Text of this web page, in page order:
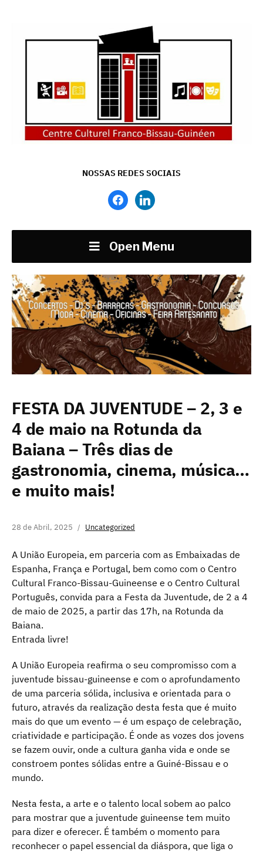
NOSSAS REDES SOCIAIS
facebooklinkedin
Open Menu
FESTA DA JUVENTUDE – 2, 3 e
4 de maio na Rotunda da
Baiana – Três dias de
gastronomia, cinema, música…
e muito mais!
28 de Abril, 2025 Uncategorized
A União Europeia, em parceria com as Embaixadas de
Espanha, França e Portugal, bem como com o Centro
Cultural Franco-Bissau-Guineense e o Centro Cultural
Português, convida para a Festa da Juventude, de 2 a 4
de maio de 2025, a partir das 17h, na Rotunda da
Baiana.
Entrada livre!
A União Europeia reafirma o seu compromisso com a
juventude bissau-guineense e com o aprofundamento
de uma parceria sólida, inclusiva e orientada para o
futuro, através da realização desta festa que é muito
mais do que um evento — é um espaço de celebração,
criatividade e participação. É onde as vozes dos jovens
se fazem ouvir, onde a cultura ganha vida e onde se
constroem pontes sólidas entre a Guiné-Bissau e o
mundo.
Nesta festa, a arte e o talento local sobem ao palco
para mostrar que a juventude guineense tem muito
para dizer e oferecer. É também o momento para
reconhecer o papel essencial da diáspora, que liga o